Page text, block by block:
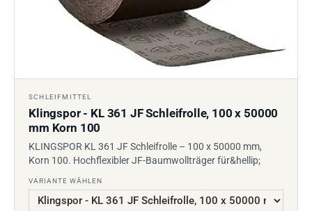
SCHLEIFMITTEL
Klingspor - KL 361 JF Schleifrolle, 100 x 50000
mm Korn 100
KLINGSPOR KL 361 JF Schleifrolle – 100 x 50000 mm,
Korn 100. Hochflexibler JF-Baumwollträger für&hellip;
VARIANTE WÄHLEN